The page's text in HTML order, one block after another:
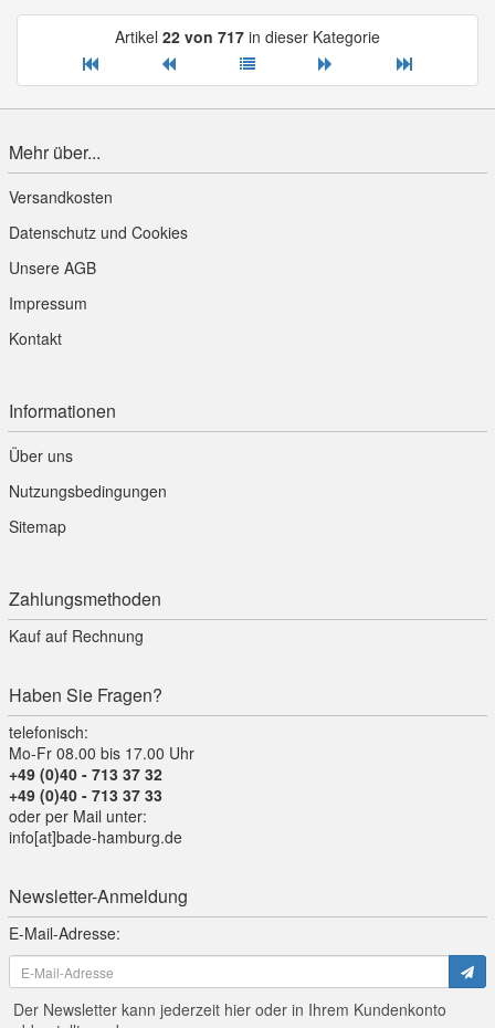
Artikel 22 von 717 in dieser Kategorie
Mehr über...
Versandkosten
Datenschutz und Cookies
Unsere AGB
Impressum
Kontakt
Informationen
Über uns
Nutzungsbedingungen
Sitemap
Zahlungsmethoden
Kauf auf Rechnung
Haben Sie Fragen?
telefonisch:
Mo-Fr 08.00 bis 17.00 Uhr
+49 (0)40 - 713 37 32
+49 (0)40 - 713 37 33
oder per Mail unter:
info[at]bade-hamburg.de
Newsletter-Anmeldung
E-Mail-Adresse:
Der Newsletter kann jederzeit hier oder in Ihrem Kundenkonto